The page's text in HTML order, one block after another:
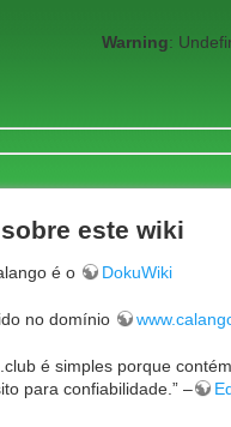
Warning:
este wiki
é o DokuWiki
no domínio
é simples porque
para confiabilidade.” –